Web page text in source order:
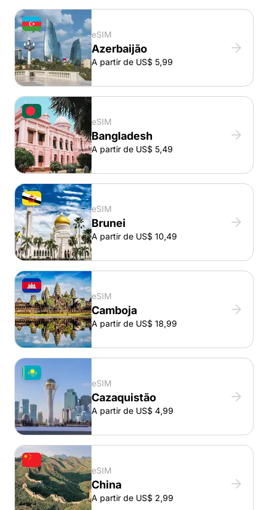
eSIM
Azerbaijão
A partir de US$ 5,99
eSIM
Bangladesh
A partir de US$ 5,49
eSIM
Brunei
A partir de US$ 10,49
eSIM
Camboja
A partir de US$ 18,99
eSIM
Cazaquistão
A partir de US$ 4,99
eSIM
China
A partir de US$ 2,99